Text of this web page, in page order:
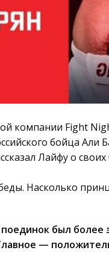
компании Fight
бойца Али
Лайфу о своих
Насколько
был более
—